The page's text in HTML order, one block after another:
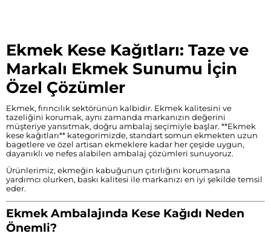
Ekmek Kese Kağıtları: Taze ve
Markalı Ekmek Sunumu İçin
Özel Çözümler
Ekmek, fırıncılık sektörünün kalbidir. Ekmek kalitesini ve
tazeliğini korumak, aynı zamanda markanızın değerini
müşteriye yansıtmak, doğru ambalaj seçimiyle başlar. **Ekmek
kese kağıtları** kategorimizde, standart somun ekmekten uzun
bagetlere ve özel artisan ekmeklere kadar her çeşide uygun,
dayanıklı ve nefes alabilen ambalaj çözümleri sunuyoruz.
Ürünlerimiz, ekmeğin kabuğunun çıtırlığını korumasına
yardımcı olurken, baskı kalitesi ile markanızı en iyi şekilde temsil
eder.
Ekmek Ambalajında Kese Kağıdı Neden
Önemli?